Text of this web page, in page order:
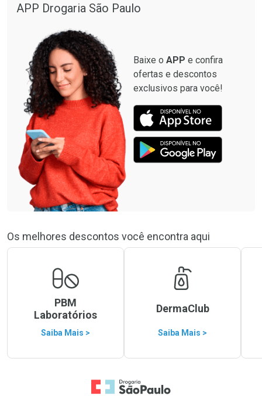
APP Drogaria São Paulo
Baixe o APP e confira
ofertas e descontos
exclusivos para você!
Os melhores descontos você encontra aqui
PBM
Laboratórios
Saiba Mais >
DermaClub
Saiba Mais >
Ir para a Home